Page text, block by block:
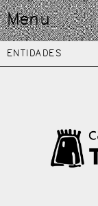
Skip
to
content
Menu
ENTIDADES